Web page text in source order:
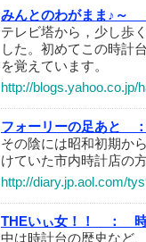
みんとのわがまま♪～
テレビ塔から，少し歩
した。初めてこの時計
を覚えています。
http://blogs.yahoo.co.jp/
フォーリーの足あと ：
その陰には昭和初期か
けていた市内時計店の
http://diary.jp.aol.com/
THEいぃ女！！ ：
中は時計台の歴史など